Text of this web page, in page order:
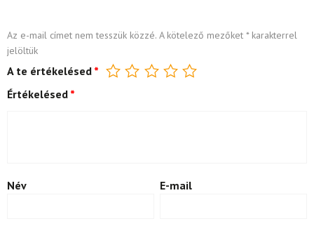
Az e-mail címet nem tesszük közzé. A kötelező mezőket *karakterrel
jelöltük
A te értékelésed *
Értékelésed *
Név E-mail